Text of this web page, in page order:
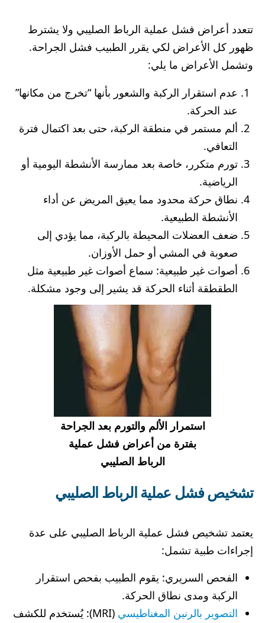
تتعدد أعراض فشل عملية الرباط الصليبي ولا يشترط
ظهور كل الأعراض لكي يقرر الطبيب فشل الجراحة.
وتشمل الأعراض ما يلي:
عدم استقرار الركبة والشعور بأنها “تخرج من مكانها”
عند الحركة.
ألم مستمر في منطقة الركبة، حتى بعد اكتمال فترة
التعافي.
تورم متكرر، خاصة بعد ممارسة الأنشطة اليومية أو
الرياضية.
نطاق حركة محدود مما يعيق المريض عن أداء
الأنشطة الطبيعية.
ضعف العضلات المحيطة بالركبة، مما يؤدي إلى
صعوبة في المشي أو حمل الأوزان.
أصوات غير طبيعية: سماع أصوات غير طبيعية مثل
الطقطقة أثناء الحركة قد يشير إلى وجود مشكلة.
استمرار الألم والتورم بعد الجراحة
بفترة من أعراض فشل عملية
الرباط الصليبي
تشخيص فشل عملية الرباط الصليبي
يعتمد تشخيص فشل عملية الرباط الصليبي على عدة
إجراءات طبية تشمل:
الفحص السريري: يقوم الطبيب بفحص استقرار
الركبة ومدى نطاق الحركة.
التصوير بالرنين المغناطيسي
(MRI): يُستخدم للكشف